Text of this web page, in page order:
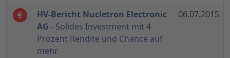
HV-Bericht Nucletron Electronic
AG - Solides Investment mit 4
Prozent Rendite und Chance auf
mehr
06.07.2015